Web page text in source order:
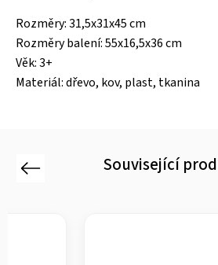
Rozměry: 31,5x31x45 cm
Rozměry balení: 55x16,5x36 cm
Věk: 3+
Materiál: dřevo, kov, plast, tkanina
Související
Previous